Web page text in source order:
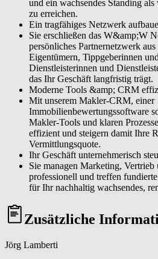
und ein wachsendes Standing
zu erreichen.
Ein tragfähiges Netzwerk
Sie erschließen das W&amp;W
persönliches Partnernetzwerk
Eigentümern, Tippgeberinnen
Dienstleisterinnen und
das Ihr Geschäft langfristig trägt.
Moderne Tools &amp; CRM
Mit unserem Makler-CRM, einer
Immobilienbewertungssoftware
Makler-Tools und klaren
effizient und steigern damit Ihre
Vermittlungsquote.
Ihr Geschäft unternehmerisch
Sie managen Marketing, Vertrieb
professionell und treffen
für Ihr nachhaltig wachsendes,
Zusätzliche
Jörg Lamberti